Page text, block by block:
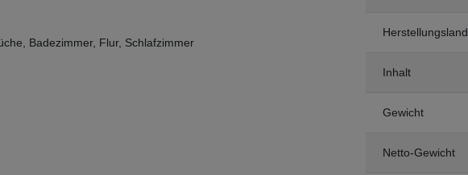
Badezimmer, Flur, Schlafzimmer
Herstellungsland
Inhalt
Gewicht
Netto-Gewicht